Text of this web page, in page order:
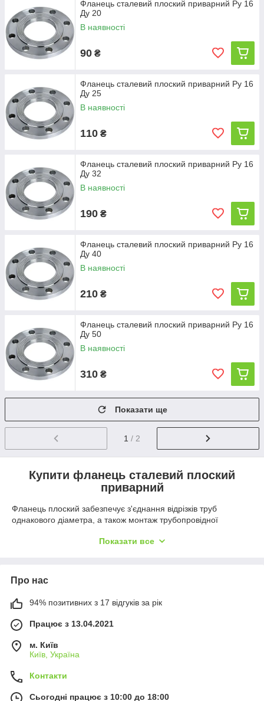
Фланець сталевий плоский приварний Ру 16
Ду 20
В наявності
90 ₴
Фланець сталевий плоский приварний Ру 16
Ду 25
В наявності
110 ₴
Фланець сталевий плоский приварний Ру 16
Ду 32
В наявності
190 ₴
Фланець сталевий плоский приварний Ру 16
Ду 40
В наявності
210 ₴
Фланець сталевий плоский приварний Ру 16
Ду 50
В наявності
310 ₴
Показати ще
1 / 2
Купити фланець сталевий плоский
приварний
Фланець плоский забезпечує з'єднання відрізків труб
однакового діаметра, а також монтаж трубопровідної
та подальшого професійного монтажу вдається забезпечити
Гранична температура: +350 градусів;
Фланці сталеві плоскі приварні виготовлені за ГОСТ 12820-
80, яким відповідають польські аналоги PN-87/H-74731. На
сайті компанії ТОВ Снаб-Арматура представлені фланці
сталеві плоскі приварні зі сталі в різних виконаннях,
відповідно до граничного показника робочого тиску.
Показати все
Про нас
94% позитивних з 17 відгуків за рік
Працює з 13.04.2021
м. Київ
Київ, Україна
Контакти
Сьогодні працює з 10:00 до 18:00